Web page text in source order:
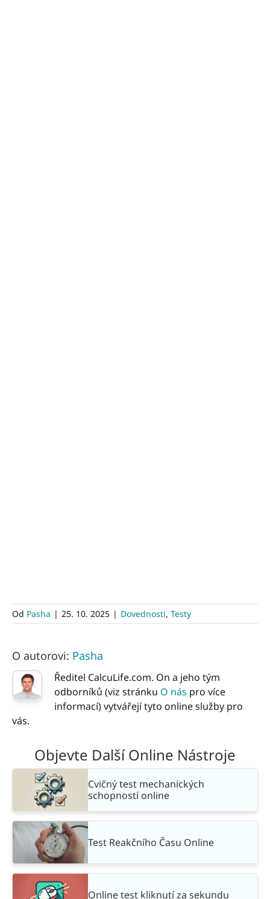
Od Pasha | 25. 10. 2025 | Dovednosti, Testy
O autorovi: Pasha
Ředitel CalcuLife.com. On a jeho tým
odborníků (viz stránku O nás pro více
informací) vytvářejí tyto online služby pro
vás.
Objevte Další Online Nástroje
Cvičný test mechanických
schopností online
Test Reakčního Času Online
Online test kliknutí za sekundu